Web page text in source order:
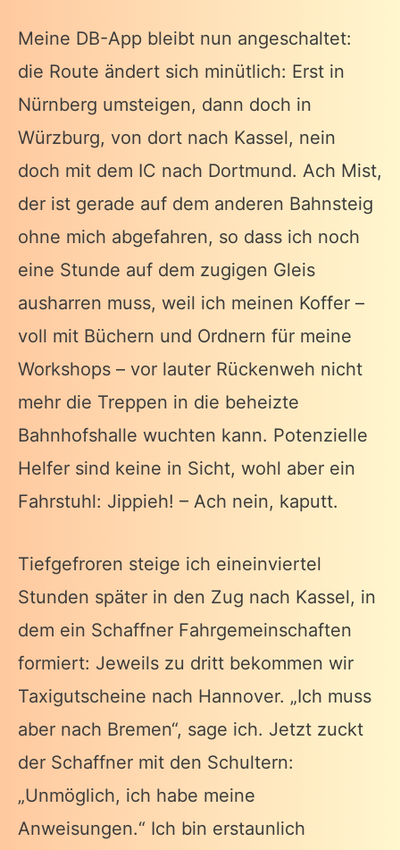
Meine DB-App bleibt nun angeschaltet:
die Route ändert sich minütlich: Erst in
Nürnberg umsteigen, dann doch in
Würzburg, von dort nach Kassel, nein
doch mit dem IC nach Dortmund. Ach Mist,
der ist gerade auf dem anderen Bahnsteig
ohne mich abgefahren, so dass ich noch
eine Stunde auf dem zugigen Gleis
ausharren muss, weil ich meinen Koffer –
voll mit Büchern und Ordnern für meine
Workshops – vor lauter Rückenweh nicht
mehr die Treppen in die beheizte
Bahnhofshalle wuchten kann. Potenzielle
Helfer sind keine in Sicht, wohl aber ein
Fahrstuhl: Jippieh! – Ach nein, kaputt.
Tiefgefroren steige ich eineinviertel
Stunden später in den Zug nach Kassel, in
dem ein Schaffner Fahrgemeinschaften
formiert: Jeweils zu dritt bekommen wir
Taxigutscheine nach Hannover. „Ich muss
aber nach Bremen“, sage ich. Jetzt zuckt
der Schaffner mit den Schultern:
„Unmöglich, ich habe meine
Anweisungen.“ Ich bin erstaunlich